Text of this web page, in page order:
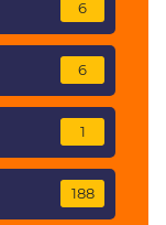
6
6
1
188